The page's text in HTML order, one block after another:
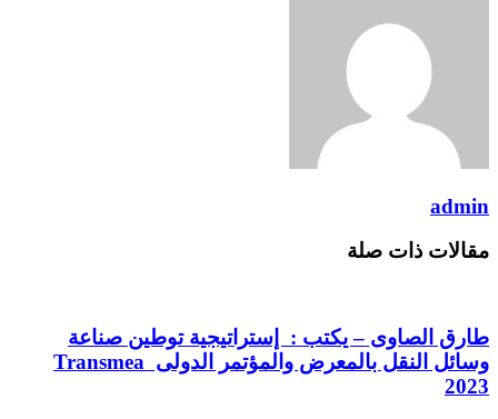
admin
مقالات ذات صلة
طارق الصاوى – يكتب : إستراتيجية توطين صناعة
وسائل النقل بالمعرض والمؤتمر الدولى Transmea
2023